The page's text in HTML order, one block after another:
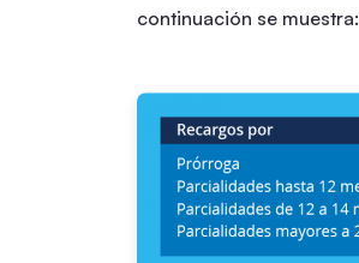
continuación se muestra: